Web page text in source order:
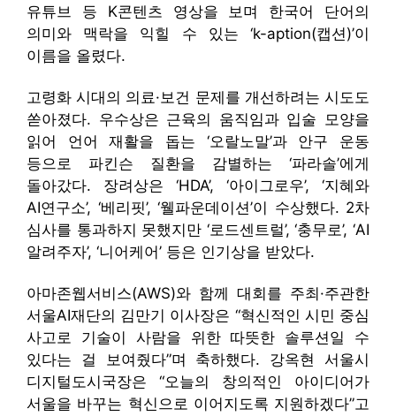
유튜브 등 K콘텐츠 영상을 보며 한국어 단어의
의미와 맥락을 익힐 수 있는 ‘k-aption(캡션)’이
이름을 올렸다.
고령화 시대의 의료·보건 문제를 개선하려는 시도도
쏟아졌다. 우수상은 근육의 움직임과 입술 모양을
읽어 언어 재활을 돕는 ‘오랄노말’과 안구 운동
등으로 파킨슨 질환을 감별하는 ‘파라솔’에게
돌아갔다. 장려상은 ‘HDA’, ‘아이그로우’, ‘지혜와
AI연구소’, ‘베리핏’, ‘웰파운데이션’이 수상했다. 2차
심사를 통과하지 못했지만 ‘로드센트럴’, ‘충무로’, ‘AI
알려주자’, ‘니어케어’ 등은 인기상을 받았다.
아마존웹서비스(AWS)와 함께 대회를 주최·주관한
서울AI재단의 김만기 이사장은 “혁신적인 시민 중심
사고로 기술이 사람을 위한 따뜻한 솔루션일 수
있다는 걸 보여줬다”며 축하했다. 강옥현 서울시
디지털도시국장은 “오늘의 창의적인 아이디어가
서울을 바꾸는 혁신으로 이어지도록 지원하겠다”고